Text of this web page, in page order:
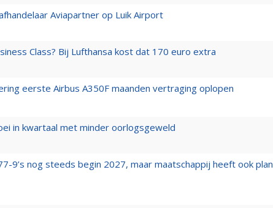
Aviapartner op Luik Airport
Class? Bij Lufthansa kost dat 170 euro extra
eerste Airbus A350F maanden vertraging oplopen
in kwartaal met minder oorlogsgeweld
9’s nog steeds begin 2027, maar maatschappij heeft ook plan